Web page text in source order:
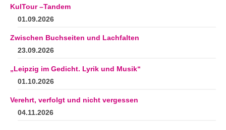
KulTour –Tandem
01.09.2026
Zwischen Buchseiten und Lachfalten
23.09.2026
„Leipzig im Gedicht. Lyrik und Musik“
01.10.2026
Verehrt, verfolgt und nicht vergessen
04.11.2026